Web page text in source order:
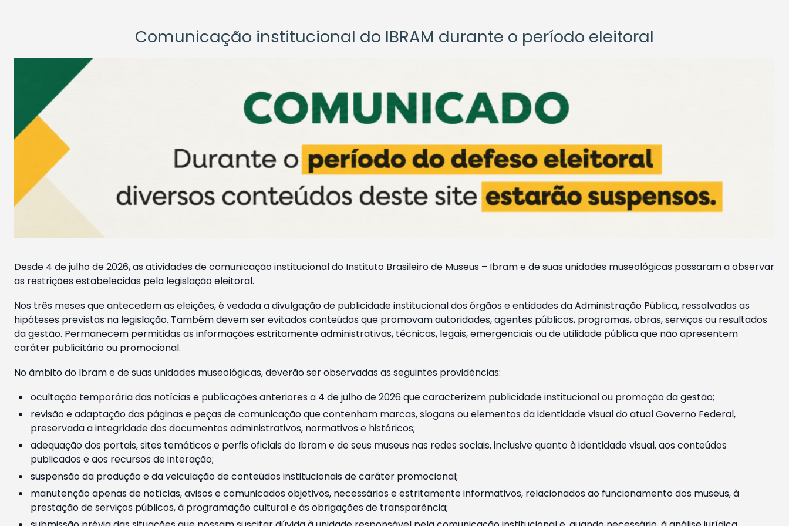
Comunicação institucional do IBRAM durante o período eleitoral
Desde 4 de julho de 2026, as atividades de comunicação institucional do Instituto Brasileiro de Museus – Ibram e de suas unidades museológicas passaram a observar
as restrições estabelecidas pela legislação eleitoral.
Nos três meses que antecedem as eleições, é vedada a divulgação de publicidade institucional dos órgãos e entidades da Administração Pública, ressalvadas as
hipóteses previstas na legislação. Também devem ser evitados conteúdos que promovam autoridades, agentes públicos, programas, obras, serviços ou resultados
da gestão. Permanecem permitidas as informações estritamente administrativas, técnicas, legais, emergenciais ou de utilidade pública que não apresentem
caráter publicitário ou promocional.
No âmbito do Ibram e de suas unidades museológicas, deverão ser observadas as seguintes providências:
ocultação temporária das notícias e publicações anteriores a 4 de julho de 2026 que caracterizem publicidade institucional ou promoção da gestão;
revisão e adaptação das páginas e peças de comunicação que contenham marcas, slogans ou elementos da identidade visual do atual Governo Federal,
preservada a integridade dos documentos administrativos, normativos e históricos;
adequação dos portais, sites temáticos e perfis oficiais do Ibram e de seus museus nas redes sociais, inclusive quanto à identidade visual, aos conteúdos
publicados e aos recursos de interação;
suspensão da produção e da veiculação de conteúdos institucionais de caráter promocional;
manutenção apenas de notícias, avisos e comunicados objetivos, necessários e estritamente informativos, relacionados ao funcionamento dos museus, à
prestação de serviços públicos, à programação cultural e às obrigações de transparência;